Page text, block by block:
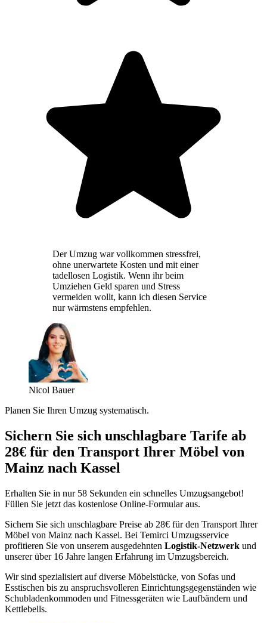
Der Umzug war vollkommen stressfrei,
ohne unerwartete Kosten und mit einer
tadellosen Logistik. Wenn ihr beim
Umziehen Geld sparen und Stress
vermeiden wollt, kann ich diesen Service
nur wärmstens empfehlen.
Nicol Bauer
Planen Sie Ihren Umzug systematisch.
Sichern Sie sich unschlagbare Tarife ab
28€ für den Transport Ihrer Möbel von
Mainz nach Kassel
Erhalten Sie in nur 58 Sekunden ein schnelles Umzugsangebot!
Füllen Sie jetzt das kostenlose Online-Formular aus.
Sichern Sie sich unschlagbare Preise ab 28€ für den Transport Ihrer
Möbel von Mainz nach Kassel. Bei Temirci Umzugsservice
profitieren Sie von unserem ausgedehnten Logistik-Netzwerk und
unserer über 16 Jahre langen Erfahrung im Umzugsbereich.
Wir sind spezialisiert auf diverse Möbelstücke, von Sofas und
Esstischen bis zu anspruchsvolleren Einrichtungsgegenständen wie
Schubladenkommoden und Fitnessgeräten wie Laufbändern und
Kettlebells.